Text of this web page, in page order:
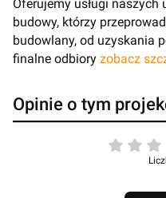
Oferujemy usługi
budowy, którzy
budowlany, od uzyskania
finalne odbiory zobacz
Opinie o tym